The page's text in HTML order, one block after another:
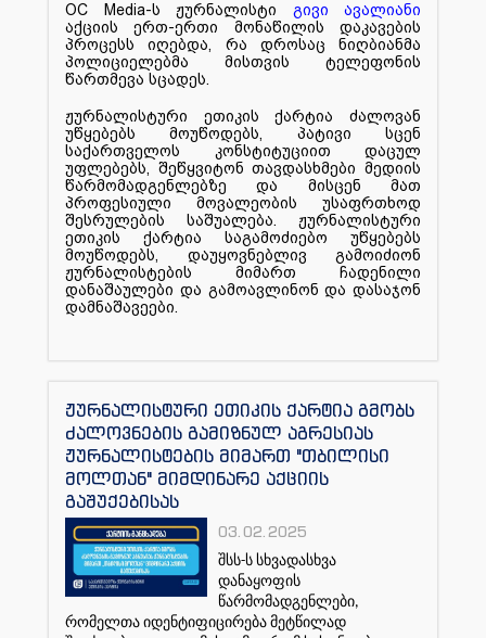
OC Media-ს ჟურნალისტი
გივი ავალიანი
აქციის ერთ-ერთი მონაწილის დაკავების
პროცესს იღებდა, რა დროსაც ნიღბიანმა
პოლიციელებმა მისთვის ტელეფონის
წართმევა სცადეს.
ჟურნალისტური ეთიკის ქარტია ძალოვან
უწყებებს მოუწოდებს, პატივი სცენ
საქართველოს კონსტიტუციით დაცულ
უფლებებს, შეწყვიტონ თავდასხმები მედიის
წარმომადგენლებზე და მისცენ მათ
პროფესიული მოვალეობის უსაფრთხოდ
შესრულების საშუალება. ჟურნალისტური
ეთიკის ქარტია საგამოძიებო უწყებებს
მოუწოდებს, დაუყოვნებლივ გამოიძიონ
ჟურნალისტების მიმართ ჩადენილი
დანაშაულები და გამოავლინონ და დასაჯონ
დამნაშავეები.
ჟურნალისტური ეთიკის ქარტია გმობს
ძალოვნების გამიზნულ აგრესიას
ჟურნალისტების მიმართ "თბილისი
მოლთან" მიმდინარე აქციის
გაშუქებისას
03.02.2025
შსს-ს სხვადასხვა
დანაყოფის
წარმომადგენლები,
რომელთა იდენტიფიცირება მეტწილად